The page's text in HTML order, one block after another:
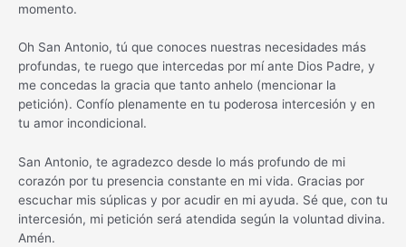
momento.
Oh San Antonio, tú que conoces nuestras necesidades más
profundas, te ruego que intercedas por mí ante Dios Padre, y
me concedas la gracia que tanto anhelo (mencionar la
petición). Confío plenamente en tu poderosa intercesión y en
tu amor incondicional.
San Antonio, te agradezco desde lo más profundo de mi
corazón por tu presencia constante en mi vida. Gracias por
escuchar mis súplicas y por acudir en mi ayuda. Sé que, con tu
intercesión, mi petición será atendida según la voluntad divina.
Amén.